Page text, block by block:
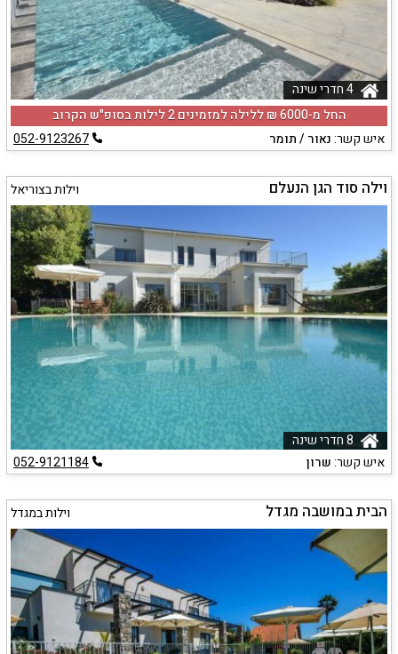
החל מ-‏6000 ₪ ללילה למזמינים 2 לילות בסופ"ש הקרוב
איש קשר:נאור / תומר 052-9123267
וילה סוד הגן הנעלם וילות בצוריאל
איש קשר:שרון 052-9121184
הבית במושבה מגדל וילות במגדל